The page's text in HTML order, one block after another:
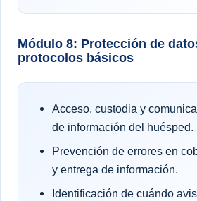
Módulo 8: Protección de
protocolos básicos
Acceso, custodia y
de información del huésped.
Prevención de errores en
y entrega de información.
Identificación de cuándo